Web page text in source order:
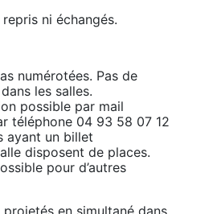
ni échangés.
numérotées. Pas de
les salles.
possible par mail
téléphone 04 93 58 07 12
ayant un billet
disposent de places.
pour d’autres
en simultané dans